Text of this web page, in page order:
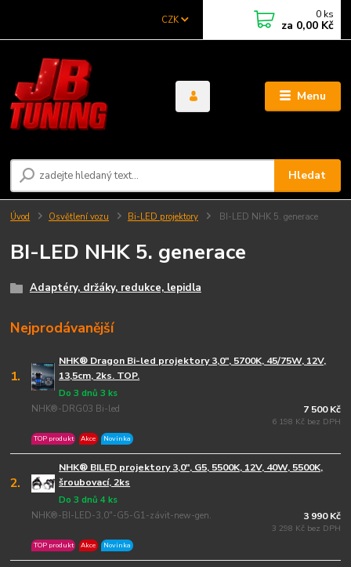
Menu
CZK
Hledat
0 ks
za 0,00 Kč
Úvod Osvětlení vozu Bi-LED projektory BI-LED NHK 5. generace
BI-LED NHK 5. generace
Adaptéry, držáky, redukce, lepidla
Nejprodávanější
1.
NHK® Dragon Bi-led projektory 3,0", 5700K, 45/75W, 12V,
13,5cm, 2ks. TOP.
NHK®-DRG03 Bi-led
Do 3 dnů 3 ks
TOP produkt Akce Novinka
7 500 Kč
6 198 Kč bez DPH
2.
NHK® BILED projektory 3,0", G5, 5500K, 12V, 40W, 5500K,
šroubovací, 2ks
NHK®-BI-LED-3,0"-G5-G1-závit-new-gen.
Do 3 dnů 4 ks
TOP produkt Akce Novinka
3 990 Kč
3 298 Kč bez DPH